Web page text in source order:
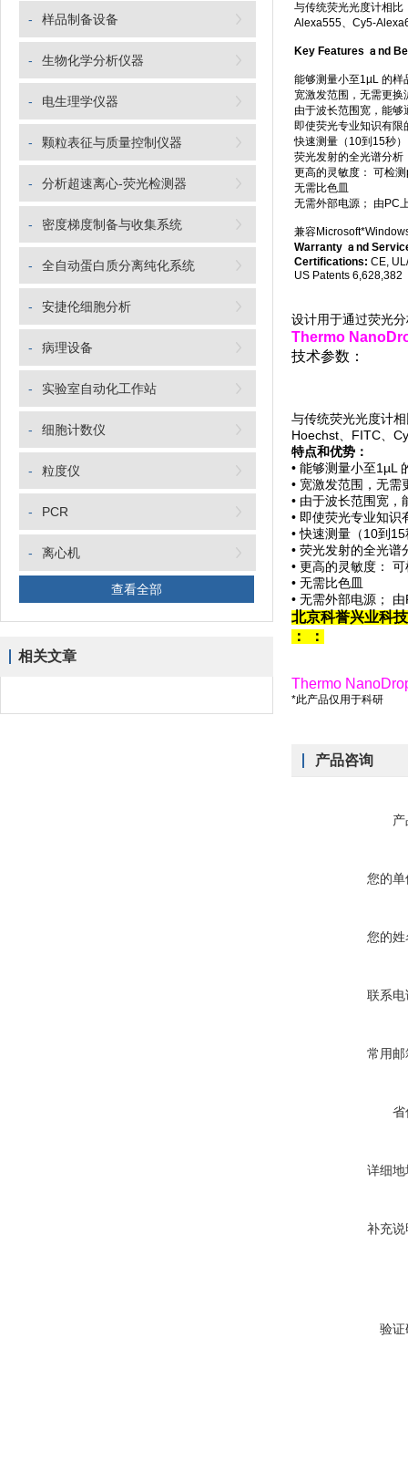
- 样品制备设备
- 生物化学分析仪器
- 电生理学仪器
- 颗粒表征与质量控制仪器
- 分析超速离心-荧光检测器
- 密度梯度制备与收集系统
- 全自动蛋白质分离纯化系统
- 安捷伦细胞分析
- 病理设备
- 实验室自动化工作站
- 细胞计数仪
- 粒度仪
- PCR
- 离心机
查看全部
相关文章
与传统荧光光度计相比
Alexa555、Cy5-
Key Features ａnd
能够测量小至1µL 的样
宽激发范围，无需更换
由于波长范围宽，能
即使荧光专业知识有限
快速测量（10到15秒）
荧光发射的全光谱分
更高的灵敏度： 可检
无需比色皿
无需外部电源； 由PC
兼容
Warranty ａnd
Certifications: CE,
US Patents 6,628,382
设计用于通过荧光
Thermo
技术参数：
与传统荧光光度计
Hoechst、FITC、
特点和优势：
• 能够测量小至1µL
• 宽激发范围，无需
• 由于波长范围宽
• 即使荧光专业知识
• 快速测量（10到
• 荧光发射的全光
• 更高的灵敏度：
• 无需比色皿
• 无需外部电源；
北京科誉兴业科
：
：
Thermo
*此产品仅用于科研
产品咨询
您的单
您的姓
联系电
常用邮
省
详细地
补充说
验证